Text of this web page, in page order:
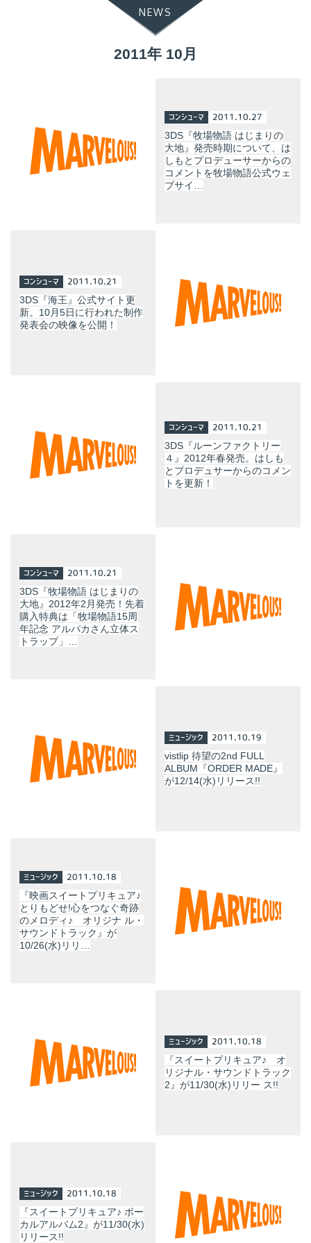
NEWS
2011年 10月
コンシューマ 2011.10.27
3DS『牧場物語 はじまりの
大地』発売時期について、は
しもとプロデューサーからの
コメントを牧場物語公式ウェ
ブサイ…
コンシューマ 2011.10.21
3DS『海王』公式サイト更
新。10月5日に行われた制作
発表会の映像を公開！
コンシューマ 2011.10.21
3DS『ルーンファクトリー
４』2012年春発売。はしも
とプロデュサーからのコメン
トを更新！
コンシューマ 2011.10.21
3DS『牧場物語 はじまりの
大地』2012年2月発売！先着
購入特典は「牧場物語15周
年記念 アルパカさん立体ス
トラップ」…
ミュージック 2011.10.19
vistlip 待望の2nd FULL
ALBUM『ORDER MADE』
が12/14(水)リリース!!
ミュージック 2011.10.18
『映画スイートプリキュア♪
とりもどせ!心をつなぐ奇跡
のメロディ♪ オリジナ ル・
サウンドトラック』が
10/26(水)リリ…
ミュージック 2011.10.18
『スイートプリキュア♪ オ
リジナル・サウンドトラック
2』が11/30(水)リリー ス!!
ミュージック 2011.10.18
『スイートプリキュア♪ ボー
カルアルバム2』が11/30(水)
リリース!!